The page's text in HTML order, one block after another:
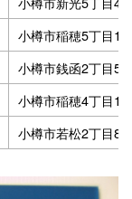
小樽市稲穂5丁目
小樽市銭函2丁目
小樽市稲穂4丁目1
小樽市若松2丁目8